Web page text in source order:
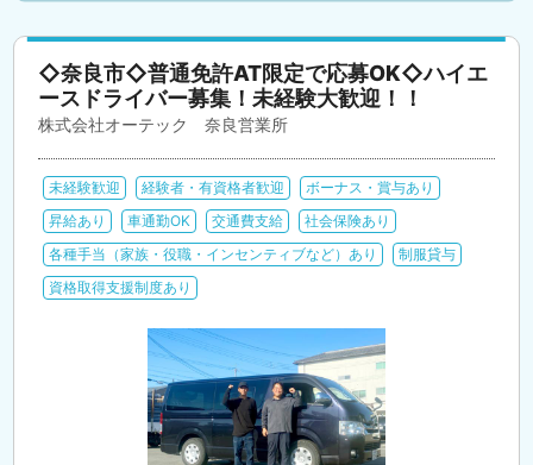
◇奈良市◇普通免許AT限定で応募OK◇ハイエ
ースドライバー募集！未経験大歓迎！！
株式会社オーテック 奈良営業所
未経験歓迎 経験者・有資格者歓迎
ボーナス・賞与あり
昇給あり
車通勤OK 交通費支給
社会保険あり
各種手当（家族・役職・インセンティブなど）あり
制服貸与
資格取得支援制度あり